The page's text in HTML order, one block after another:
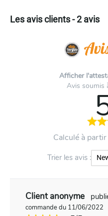
Les avis clients - 2 avis
Afficher
Avis soumis
Calculé à
Trier les avis :
Client anonyme
commande du 11/06/2022